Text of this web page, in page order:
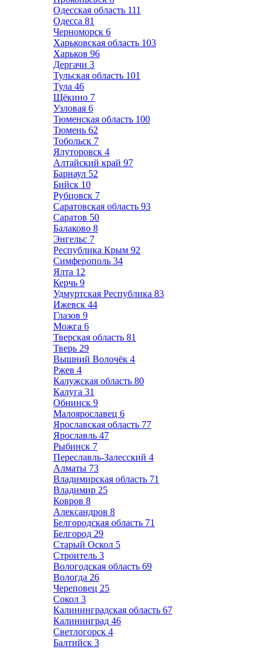
Одесская область 111
Одесса 81
Черноморск 6
Харьковская область 103
Харьков 96
Дергачи 3
Тульская область 101
Тула 46
Щёкино 7
Узловая 6
Тюменская область 100
Тюмень 62
Тобольск 7
Ялуторовск 4
Алтайский край 97
Барнаул 52
Бийск 10
Рубцовск 7
Саратовская область 93
Саратов 50
Балаково 8
Энгельс 7
Республика Крым 92
Симферополь 34
Ялта 12
Керчь 9
Удмуртская Республика 83
Ижевск 44
Глазов 9
Можга 6
Тверская область 81
Тверь 29
Вышний Волочёк 4
Ржев 4
Калужская область 80
Калуга 31
Обнинск 9
Малоярославец 6
Ярославская область 77
Ярославль 47
Рыбинск 7
Переславль-Залесский 4
Алматы 73
Владимирская область 71
Владимир 25
Ковров 8
Александров 8
Белгородская область 71
Белгород 29
Старый Оскол 5
Строитель 3
Вологодская область 69
Вологда 26
Череповец 25
Сокол 3
Калининградская область 67
Калининград 46
Светлогорск 4
Балтийск 3